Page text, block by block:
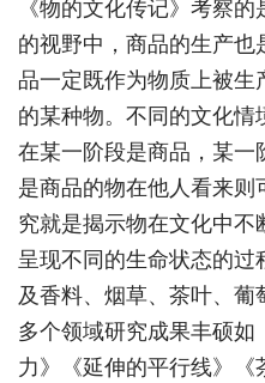
《物的文化传记》考察
的视野中，商品的生产
品一定既作为物质上被
的某种物。不同的文化
在某一阶段是商品，某
是商品的物在他人看来
究就是揭示物在文化中不
呈现不同的生命状态的过
及香料、烟草、茶叶、
多个领域研究成果丰硕
力》《延伸的平行线》《